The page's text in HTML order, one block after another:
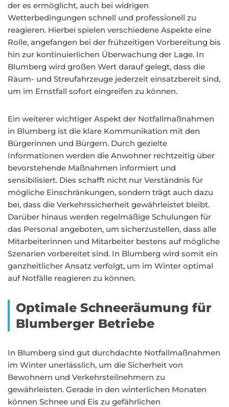
der es ermöglicht, auch bei widrigen
Wetterbedingungen schnell und professionell zu
reagieren. Hierbei spielen verschiedene Aspekte eine
Rolle, angefangen bei der frühzeitigen Vorbereitung bis
hin zur kontinuierlichen Überwachung der Lage. In
Blumberg wird großen Wert darauf gelegt, dass die
Räum- und Streufahrzeuge jederzeit einsatzbereit sind,
um im Ernstfall sofort eingreifen zu können.
Ein weiterer wichtiger Aspekt der Notfallmaßnahmen
in Blumberg ist die klare Kommunikation mit den
Bürgerinnen und Bürgern. Durch gezielte
Informationen werden die Anwohner rechtzeitig über
bevorstehende Maßnahmen informiert und
sensibilisiert. Dies schafft nicht nur Verständnis für
mögliche Einschränkungen, sondern trägt auch dazu
bei, dass die Verkehrssicherheit gewährleistet bleibt.
Darüber hinaus werden regelmäßige Schulungen für
das Personal angeboten, um sicherzustellen, dass alle
Mitarbeiterinnen und Mitarbeiter bestens auf mögliche
Szenarien vorbereitet sind. In Blumberg wird somit ein
ganzheitlicher Ansatz verfolgt, um im Winter optimal
auf Notfälle reagieren zu können.
Optimale Schneeräumung für
Blumberger Betriebe
In Blumberg sind gut durchdachte Notfallmaßnahmen
im Winter unerlässlich, um die Sicherheit von
Bewohnern und Verkehrsteilnehmern zu
gewährleisten. Gerade in den winterlichen Monaten
können Schnee und Eis zu gefährlichen